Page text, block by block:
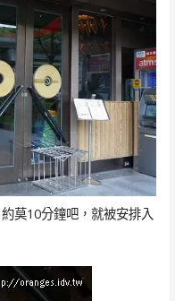
莫10分鐘吧，就被安排入